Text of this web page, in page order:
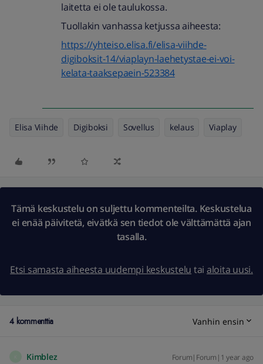
laitetta ei ole taulukossa.
Tuollakin vanhassa ketjussa aiheesta:
https://yhteiso.elisa.fi/elisa-viihde-
digiboksit-14/viaplayn-laehetystae-ei-voi-
kelata-taaksepaein-523384
Elisa Viihde Digiboksi Sovellus kelaus Viaplay
Tämä keskustelu on suljettu kommenteilta. Keskustelua
ei enää päivitetä, eivätkä sen tiedot ole välttämättä ajan
tasalla.
Etsi samasta aiheesta uudempi keskustelu tai aloita uusi.
4 kommenttia Vanhin ensin
Kimblez Forum|Forum|1 year ago